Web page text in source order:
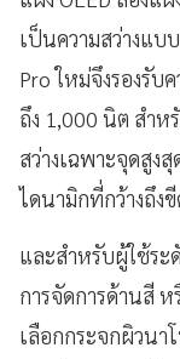
เป็นความสว่างแบ
Pro ใหม่จึงรองรับ
ถึง 1,000 นิต สำห
สว่างเฉพาะจุดสูง
ไดนามิกที่กว้างถึง
และสำหรับผู้ใช้ระ
การจัดการด้านสี
เลือกกระจกผิวนา